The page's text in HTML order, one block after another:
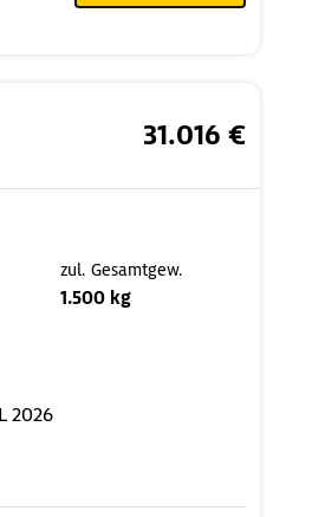
31.016 €
zul. Gesamtgew.
1.500 kg
2026